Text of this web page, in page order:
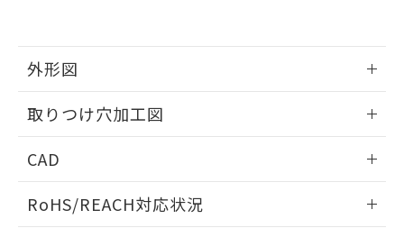
外形図
取りつけ穴加工図
CAD
ドすることができます。
RoHS/REACH対応状況
※本証明書は発行日時点で非含有を証明す
るもので、過去に遡って非含有を証明する
また、RoHS指令のフタル酸エステル類４
物質の対応では、対応完了までの期間は出
荷製品に未対応品が混在することから備考
既に当社にて対応品への在庫切替を完了
していることから、特段のことがない限
り、2022年1月12日より割愛しておりま